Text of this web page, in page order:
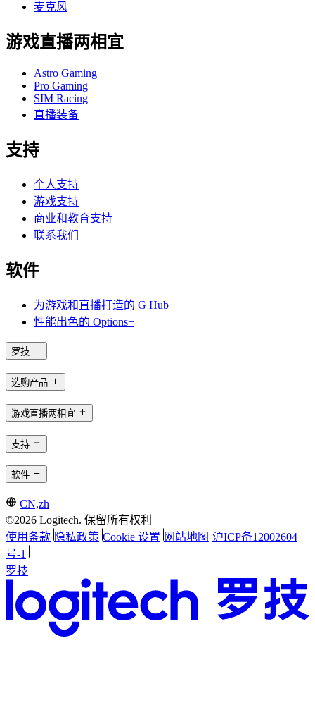
麦克风
游戏直播两相宜
Astro Gaming
Pro Gaming
SIM Racing
直播装备
支持
个人支持
游戏支持
商业和教育支持
联系我们
软件
为游戏和直播打造的 G Hub
性能出色的 Options+
罗技
选购产品
游戏直播两相宜
支持
软件
CN,zh
©2026 Logitech. 保留所有权利
使用条款 隐私政策 Cookie 设置 网站地图 沪ICP备12002604
号-1
罗技